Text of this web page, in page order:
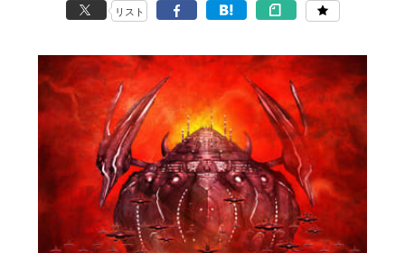
リスト